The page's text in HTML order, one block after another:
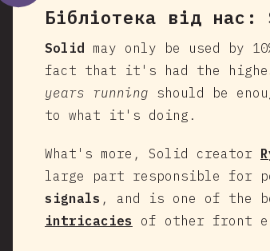
Бібліотека від нас:
Solid
may only be used by
fact that it's had the
years running should be
to what it's doing.
What's more, Solid creator
large part responsible for
signals , and is one of the
intricacies of other front